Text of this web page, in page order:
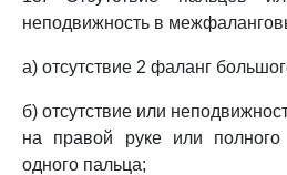
неподвижность в
а) отсутствие 2 фаланг
б) отсутствие или
на правой руке или
одного пальца;